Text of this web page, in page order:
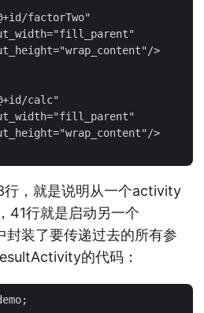
factorTwo"
>
calc"
>
，就是说明从一个activity
41行就是启动另一个
装了要传递过去的所有参
的代码：